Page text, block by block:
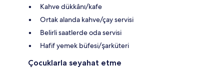
Kahve dükkânı/kafe
Ortak alanda kahve/çay servisi
Belirli saatlerde oda servisi
Hafif yemek büfesi/şarküteri
Çocuklarla seyahat etme